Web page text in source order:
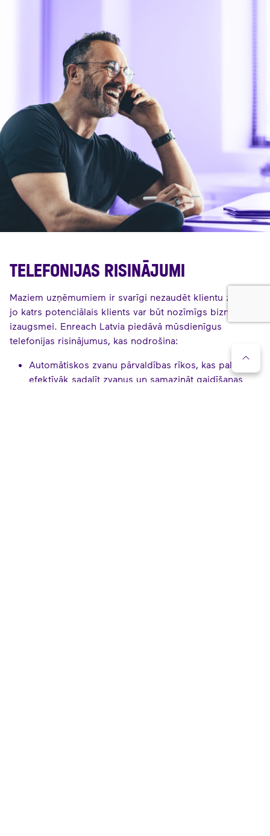
TELEFONIJAS RISINĀJUMI
Maziem uzņēmumiem ir svarīgi nezaudēt klientu zvanus,
jo katrs potenciālais klients var būt nozīmīgs biznesa
izaugsmei. Enreach Latvia piedāvā mūsdienīgus
telefonijas risinājumus, kas nodrošina:
Automātiskos zvanu pārvaldības rīkos, kas palīdz
efektīvāk sadalīt zvanus un samazināt gaidīšanas